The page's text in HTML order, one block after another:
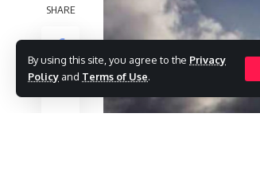
By using this site, you agree to the Privacy
Policy and Terms of Use.
SHARE